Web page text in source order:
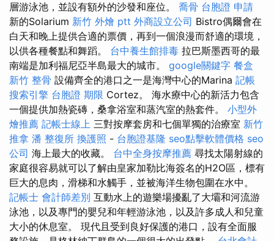
層游泳池，並設有額外的沙發和座位。 喬骨 台胞證 申請
新的Solarium 新竹 外燴 ptt 外商設立公司 Bistro偶爾會在
白天和晚上提供合適的票價，再到一個浪漫而舒適的環境，
以供各種餐點和舞蹈。 台中養生館排毒 拉巴斯墨西哥的最
南端是加利福尼亞半島最大的城市。 google關鍵字 餐盒
新竹 整骨 設備齊全的港口之一是海灣中心的Marina 記帳
搜索引擎 台胞證 期限 Cortez。 海水療中心的新活力包含
一個提供加熱瓷磚，桑拿浴室和蒸汽室的熱套件。 小型外
燴推薦 記帳士線上 三對按摩套房和七個單獨的治療室 新竹
推拿 潘 整復所 換護照 - 台胞證基隆 seo點擊軟體價格 seo
公司 海上最大的收藏。 台中全身按摩推薦 尋找太陽射線的
家庭很容易就可以了解由皇家加勒比海簽名的H2O區，標有
巨大的息肉，滑梯和水觸手，並被海洋生物包圍在水中。
記帳士 會計師差別 互動水上的遊樂場擾亂了大壩和河流游
泳池，以及專門的嬰兒和年輕游泳池，以及許多成人和兒童
大小的休息室。 現代且受到良好保護的港口，設有全面服